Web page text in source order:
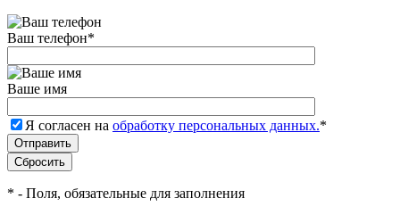
Ваш телефон*
Ваше имя
Я согласен на обработку персональных данных.*
* - Поля, обязательные для заполнения